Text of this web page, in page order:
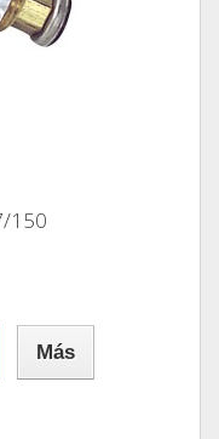
150
Más